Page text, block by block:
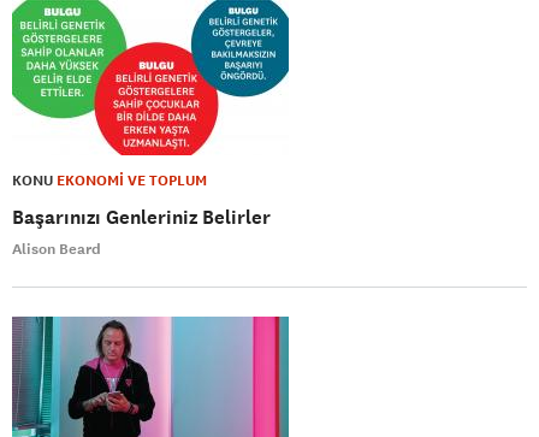
KONU EKONOMİ VE TOPLUM
Başarınızı Genleriniz Belirler
Alison Beard